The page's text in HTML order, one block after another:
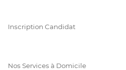
Inscription Candidat
Nos Services à Domicile